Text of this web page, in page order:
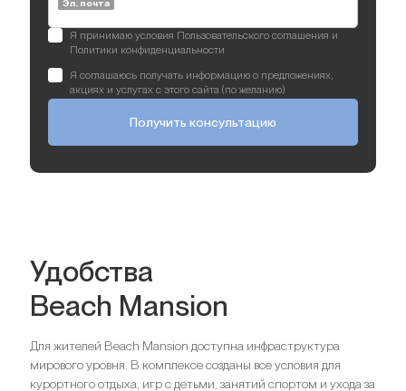
Эл. почта
Я принимаю условия Пользовательского соглашения и
Политики конфиденциальности
Я соглашаюсь получать информацию о предложениях,
акциях и услугах с этого сайта (по желанию)
Получить консультацию
Удобства
Beach Mansion
Для жителей Beach Mansion доступна инфраструктура
мирового уровня. В комплексе созданы все условия для
курортного отдыха, игр с детьми, занятий спортом и ухода за